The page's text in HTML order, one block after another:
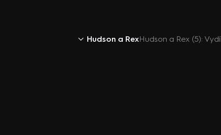
Hudson a RexHudson a Rex (5):